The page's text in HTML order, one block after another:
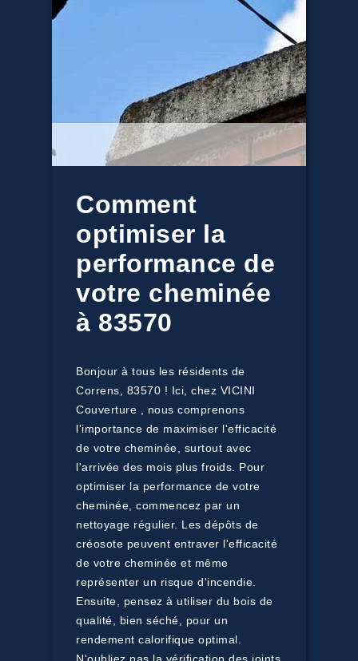
Comment
optimiser la
performance de
votre cheminée
à 83570
Bonjour à tous les résidents de
Correns, 83570 ! Ici, chez VICINI
Couverture , nous comprenons
l'importance de maximiser l'efficacité
de votre cheminée, surtout avec
l'arrivée des mois plus froids. Pour
optimiser la performance de votre
cheminée, commencez par un
nettoyage régulier. Les dépôts de
créosote peuvent entraver l'efficacité
de votre cheminée et même
représenter un risque d'incendie.
Ensuite, pensez à utiliser du bois de
qualité, bien séché, pour un
rendement calorifique optimal.